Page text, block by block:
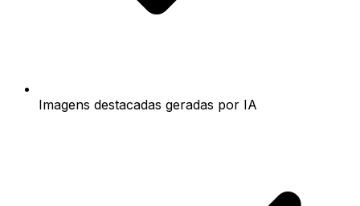
Imagens destacadas geradas por IA